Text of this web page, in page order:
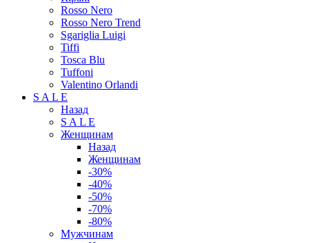
Rosso Nero
Rosso Nero Trend
Sgariglia Luigi
Tiffi
Tosca Blu
Tuffoni
Valentino Orlandi
S A L E
Назад
S A L E
Женщинам
Назад
Женщинам
-30%
-40%
-50%
-70%
-80%
Мужчинам